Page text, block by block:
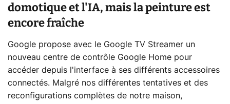
domotique et l'IA, mais la peinture est
encore fraîche
Google propose avec le Google TV Streamer un
nouveau centre de contrôle Google Home pour
accéder depuis l'interface à ses différents accessoires
connectés. Malgré nos différentes tentatives et des
reconfigurations complètes de notre maison,